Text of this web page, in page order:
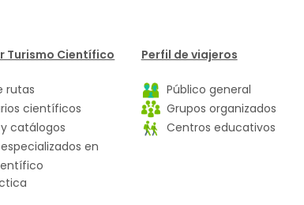
Turismo Científico
rutas
científicos
catálogos
en
Perfil de viajeros
Público general
Grupos organizados
Centros educativos